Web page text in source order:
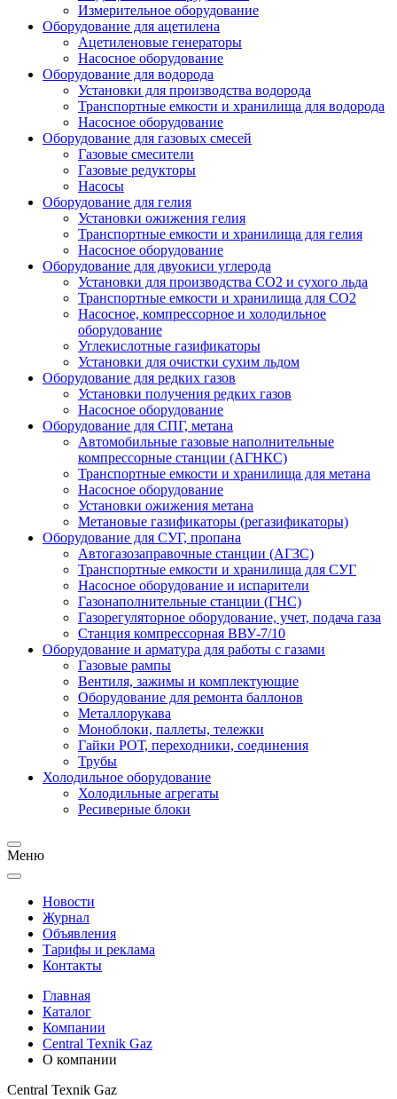
Измерительное оборудование
Оборудование для ацетилена
Ацетиленовые генераторы
Насосное оборудование
Оборудование для водорода
Установки для производства водорода
Транспортные емкости и хранилища для водорода
Насосное оборудование
Оборудование для газовых смесей
Газовые смесители
Газовые редукторы
Насосы
Оборудование для гелия
Установки ожижения гелия
Транспортные емкости и хранилища для гелия
Насосное оборудование
Оборудование для двуокиси углерода
Установки для производства СО2 и сухого льда
Транспортные емкости и хранилища для CO2
Насосное, компрессорное и холодильное
оборудование
Углекислотные газификаторы
Установки для очистки сухим льдом
Оборудование для редких газов
Установки получения редких газов
Насосное оборудование
Оборудование для СПГ, метана
Автомобильные газовые наполнительные
компрессорные станции (АГНКС)
Транспортные емкости и хранилища для метана
Насосное оборудование
Установки ожижения метана
Метановые газификаторы (регазификаторы)
Оборудование для СУГ, пропана
Автогазозаправочные станции (АГЗС)
Транспортные емкости и хранилища для СУГ
Насосное оборудование и испарители
Газонаполнительные станции (ГНС)
Газорегуляторное оборудование, учет, подача газа
Станция компрессорная ВВУ-7/10
Оборудование и арматура для работы с газами
Газовые рампы
Вентиля, зажимы и комплектующие
Оборудование для ремонта баллонов
Металлорукава
Моноблоки, паллеты, тележки
Гайки РОТ, переходники, соединения
Трубы
Холодильное оборудование
Холодильные агрегаты
Ресиверные блоки
Меню
Новости
Журнал
Объявления
Тарифы и реклама
Контакты
Главная
Каталог
Компании
Central Texnik Gaz
О компании
Central Texnik Gaz